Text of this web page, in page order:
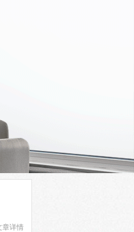
章详情